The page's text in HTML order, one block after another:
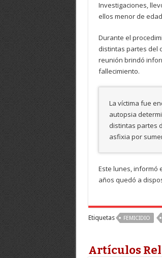
Investigaciones,
ellos menor de
Durante el
distintas partes del
reunión brindó
fallecimiento.
La víctima fue
autopsia
distintas partes
asfixia por
Este lunes, informó
años quedó a
Etiquetas FEMICIDIO
Artículos